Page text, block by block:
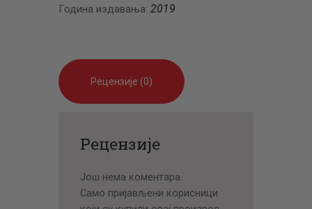
Година издавања: 2019
Рецензије (0)
Рецензије
Још нема коментара.
Само пријављени корисници